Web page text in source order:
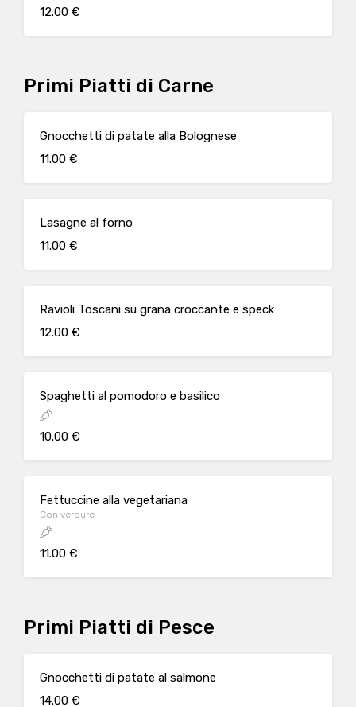
12.00 €
Primi Piatti di Carne
Gnocchetti di patate alla Bolognese
11.00 €
Lasagne al forno
11.00 €
Ravioli Toscani su grana croccante e speck
12.00 €
Spaghetti al pomodoro e basilico
10.00 €
Fettuccine alla vegetariana
Con verdure
11.00 €
Primi Piatti di Pesce
Gnocchetti di patate al salmone
14.00 €